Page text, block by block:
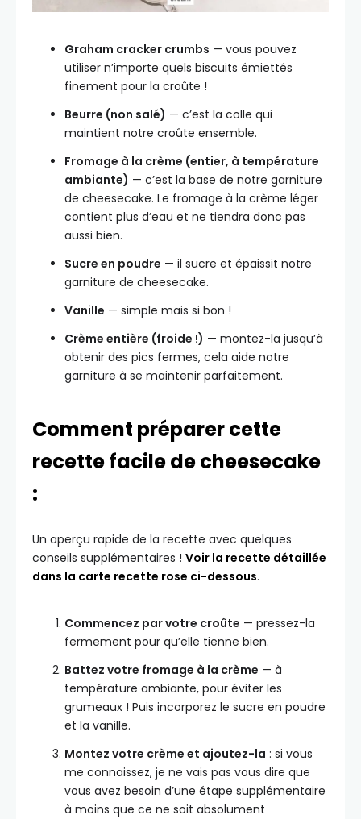
Graham cracker crumbs — vous pouvez
utiliser n’importe quels biscuits émiettés
finement pour la croûte !
Beurre (non salé) — c’est la colle qui
maintient notre croûte ensemble.
Fromage à la crème (entier, à température
ambiante) — c’est la base de notre garniture
de cheesecake. Le fromage à la crème léger
contient plus d’eau et ne tiendra donc pas
aussi bien.
Sucre en poudre — il sucre et épaissit notre
garniture de cheesecake.
Vanille — simple mais si bon !
Crème entière (froide !) — montez-la jusqu’à
obtenir des pics fermes, cela aide notre
garniture à se maintenir parfaitement.
Comment préparer cette
recette facile de cheesecake
:
Un aperçu rapide de la recette avec quelques
conseils supplémentaires ! Voir la recette détaillée
dans la carte recette rose ci-dessous.
Commencez par votre croûte — pressez-la
fermement pour qu’elle tienne bien.
Battez votre fromage à la crème — à
température ambiante, pour éviter les
grumeaux ! Puis incorporez le sucre en poudre
et la vanille.
Montez votre crème et ajoutez-la : si vous
me connaissez, je ne vais pas vous dire que
vous avez besoin d’une étape supplémentaire
à moins que ce ne soit absolument